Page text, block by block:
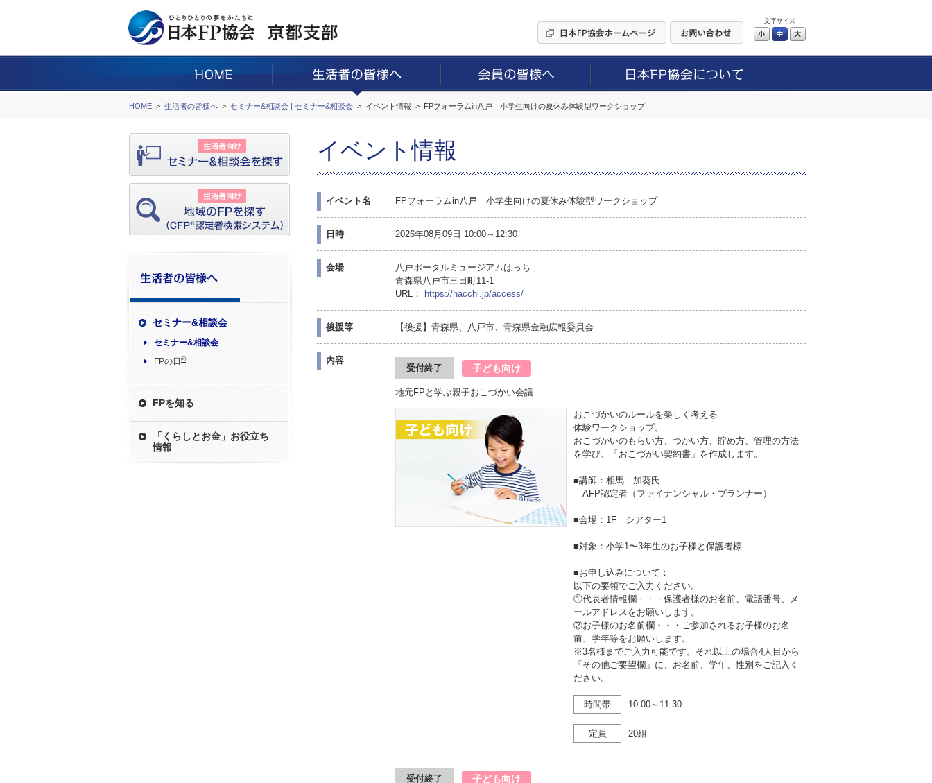
文字サイズ
小 中
HOME 生活者の皆様へ セミナー&相談会 | セミナー&相談会 イベント情報 FPフォーラムin八戸 小学生向けの夏休み体験型ワークショップ
セミナー&相談会
セミナー&相談会
FPの日 ®
FPを知る
「くらしとお金」お役立ち
情報
イベント情報
イベント名 FPフォーラムin八戸 小学生向けの夏休み体験型ワークショップ
日時 2026年08月09日 10:00～12:30
会場
八戸ポータルミュージアムはっち
青森県八戸市三日町11-1
URL：
https://hacchi.jp/access/
後援等 【後援】青森県、八戸市、青森県金融広報委員会
内容
受付終了 子ども向け
地元FPと学ぶ親子おこづかい会議
おこづかいのルールを楽しく考える
体験ワークショップ。
おこづかいのもらい方、つかい方、貯め方、管理の方法
を学び、「おこづかい契約書」を作成します。
■講師：相馬 加葵氏
AFP認定者（ファイナンシャル・プランナー）
■会場：1F シアター1
■対象：小学1〜3年生のお子様と保護者様
■お申し込みについて：
以下の要領でご入力ください。
①代表者情報欄・・・保護者様のお名前、電話番号、メ
ールアドレスをお願いします。
②お子様のお名前欄・・・ご参加されるお子様のお名
前、学年等をお願いします。
※3名様までご入力可能です。それ以上の場合4人目から
「その他ご要望欄」に、お名前、学年、性別をご記入く
ださい。
時間帯 10:00～11:30
定員 20組
受付終了 子ども向け